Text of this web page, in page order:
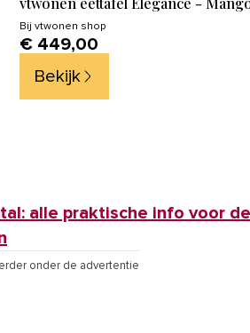
Bijvtwonen shop
€ 449,00
Bekijk
alle praktische info voor de
onder de advertentie